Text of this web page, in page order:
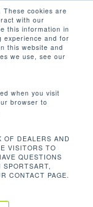
These cookies are
with our
this information in
experience and for
this website and
we use, see our
when you visit
browser to
OF DEALERS AND
VISITORS TO
QUESTIONS
CONTACT PAGE.
search
可以使用杠铃
Close
Menu